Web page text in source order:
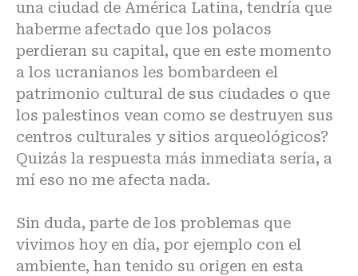
una ciudad de América Latina, tendría que
haberme afectado que los polacos
perdieran su capital, que en este momento
a los ucranianos les bombardeen el
patrimonio cultural de sus ciudades o que
los palestinos vean como se destruyen sus
centros culturales y sitios arqueológicos?
Quizás la respuesta más inmediata sería, a
mí eso no me afecta nada.
Sin duda, parte de los problemas que
vivimos hoy en día, por ejemplo con el
ambiente, han tenido su origen en esta